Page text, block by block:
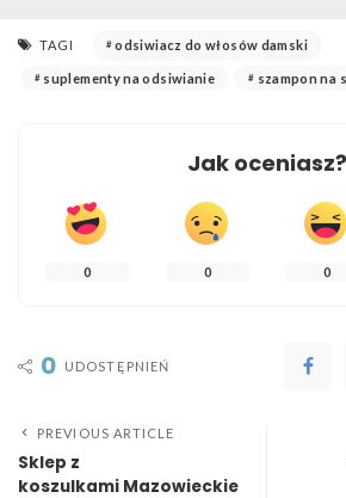
TAGI odsiwiacz do włosów damski
suplementy na odsiwianie szampon na
Jak oceniasz?
0 0 0
0 UDOSTĘPNIEŃ
PREVIOUS ARTICLE
Sklep z
koszulkami Mazowieckie